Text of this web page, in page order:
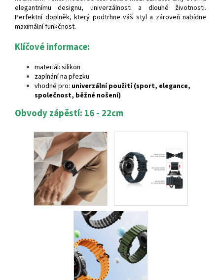
elegantnímu designu, univerzálnosti a dlouhé životnosti.
Perfektní doplněk, který podtrhne váš styl a zároveň nabídne
maximální funkčnost.
Klíčové informace:
materiál: silikon
zapínání na přezku
vhodné pro: univerzální použití (sport, elegance,
společnost, běžné nošení)
Obvody zápěstí: 16 - 22cm